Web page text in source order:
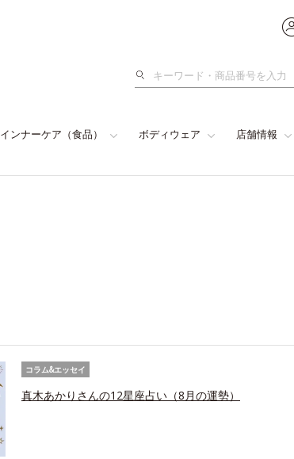
検
インナーケア（食品） ボディウェア 店舗情報
コラム&エッセイ
真木あかりさんの12星座占い（8月の運勢）